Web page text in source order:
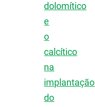
dolomítico
e
o
calcítico
na
implantação
do